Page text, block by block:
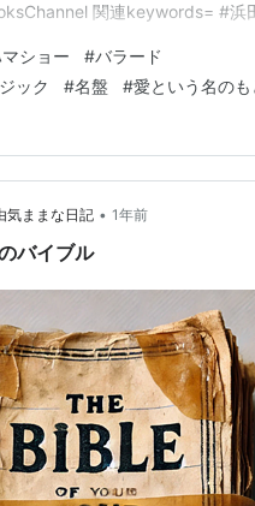
関連keywords= #浜
note version 内容が多少異なる
note.com 本日のtag…#音
ショー #バラード
ック #名盤 #愛という名のも
気ままな日記 • 1年前
バイブル